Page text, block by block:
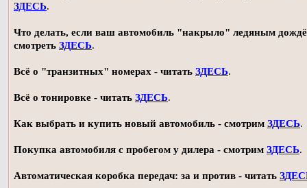
ЗДЕСЬ.
Что делать, если ваш автомобиль "накрыло" ледяным
смотреть ЗДЕСЬ.
Всё о "транзитных" номерах - читать ЗДЕСЬ.
Всё о тонировке - читать ЗДЕСЬ.
Как выбрать и купить новый автомобиль - смотрим ЗДЕСЬ.
Покупка автомобиля с пробегом у дилера - смотрим ЗДЕСЬ.
Автоматическая коробка передач: за и против - читать